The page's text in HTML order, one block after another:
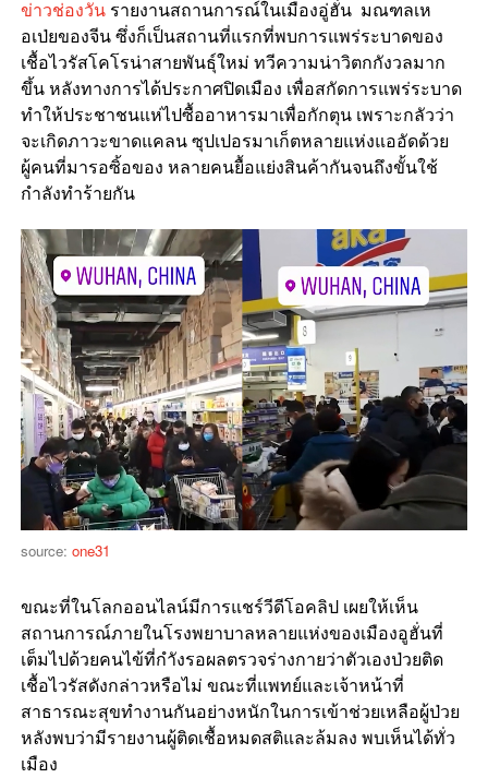
ข่าวช่องวันรายงานสถานการณ์ในเมืองอู่ฮั่น มณฑลเห
อเป่ยของจีน ซึ่งก็เป็นสถานที่แรกที่พบการแพร่ระบาดของ
เชื้อไวรัสโคโรน่าสายพันธุ์ใหม่ ทวีความน่าวิตกกังวลมาก
ขึ้น หลังทางการได้ประกาศปิดเมือง เพื่อสกัดการแพร่ระบาด
ทำให้ประชาชนแห่ไปซื้ออาหารมาเพื่อกักตุน เพราะกลัวว่า
จะเกิดภาวะขาดแคลน ซุปเปอรมาเก็ตหลายแห่งแออัดด้วย
ผู้คนที่มารอซิ้อของ หลายคนยื้อแย่งสินค้ากันจนถึงขั้นใช้
กำลังทำร้ายกัน
source: one31
ขณะที่ในโลกออนไลน์มีการแชร์วีดีโอคลิป เผยให้เห็น
สถานการณ์ภายในโรงพยาบาลหลายแห่งของเมืองอูฮั่นที่
เต็มไปด้วยคนไข้ที่กำังรอผลตรวจร่างกายว่าตัวเองป่วยติด
เชื้อไวรัสดังกล่าวหรือไม่ ขณะที่แพทย์และเจ้าหน้าที่
สาธารณะสุขทำงานกันอย่างหนักในการเข้าช่วยเหลือผู้ป่วย
หลังพบว่ามีรายงานผู้ติดเชื้อหมดสติและล้มลง พบเห็นได้ทั่ว
เมือง